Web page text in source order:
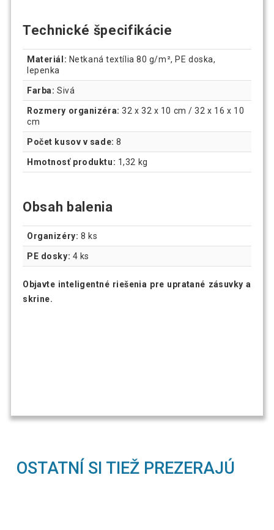
Technické špecifikácie
Materiál: Netkaná textília 80 g/m², PE doska,
lepenka
Farba: Sivá
Rozmery organizéra: 32 x 32 x 10 cm / 32 x 16 x 10
cm
Počet kusov v sade: 8
Hmotnosť produktu: 1,32 kg
Obsah balenia
Organizéry: 8 ks
PE dosky: 4 ks
Objavte inteligentné riešenia pre upratané zásuvky a
skrine.
OSTATNÍ SI TIEŽ PREZERAJÚ